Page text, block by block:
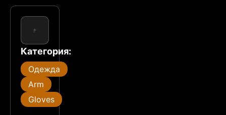
Категория:
Одежда
Arm
Gloves